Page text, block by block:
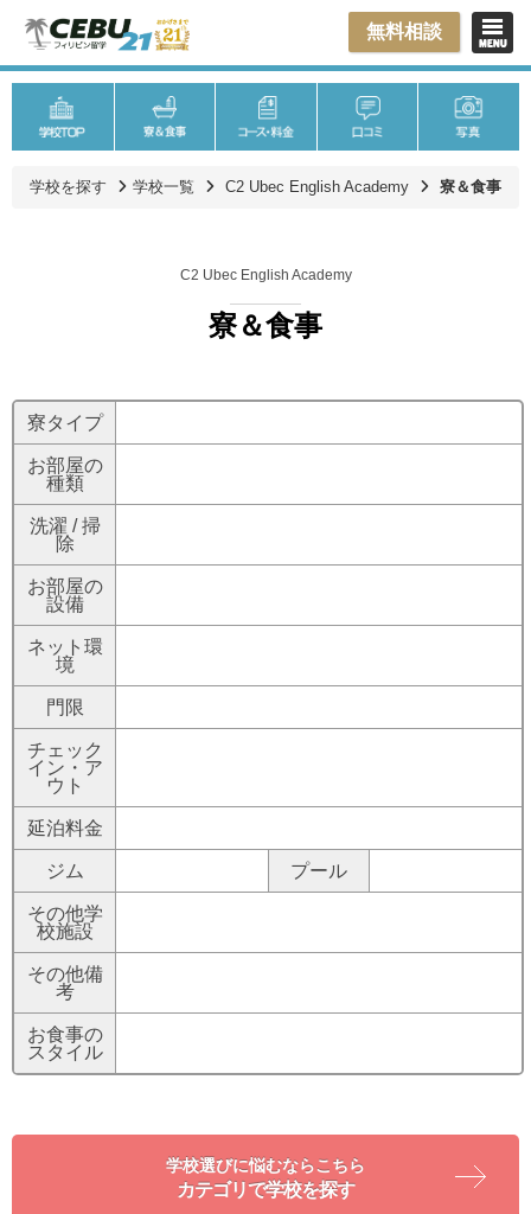
無料相談
学校を探す 学校一覧 C2 Ubec English Academy 寮＆食事
C2 Ubec English Academy
寮＆食事
寮タイプ
お部屋の
種類
洗濯 / 掃
除
お部屋の
設備
ネット環
境
門限
チェック
イン・ア
ウト
延泊料金
ジム プール
その他学
校施設
その他備
考
お食事の
スタイル
学校選びに悩むならこちら
カテゴリで学校を探す